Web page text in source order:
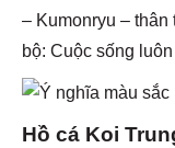
– Kumonryu – thân
bộ: Cuộc sống
Hồ cá Koi